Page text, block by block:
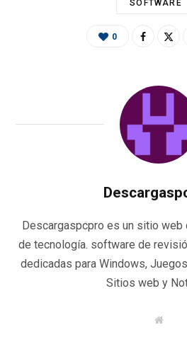
SOFTWARE
0
Descargaspcpro es un sitio
de tecnología. software de
dedicadas para Windows,
Sitios web y
W